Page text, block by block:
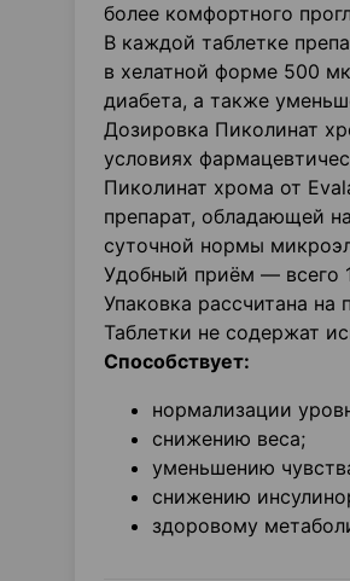
более комфортного
В каждой таблетке
в хелатной форме 500
диабета, а также
Дозировка Пиколинат
условиях
Пиколинат хрома от
препарат, обладающей
суточной нормы
Удобный приём — всего 1
Упаковка рассчитана
Таблетки не содержат
Способствует:
нормализации
снижению веса;
уменьшению
снижению
здоровому